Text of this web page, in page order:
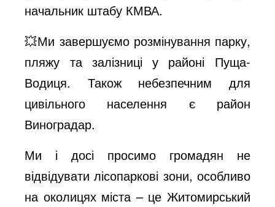
начальник штабу КМВА.
💥Ми завершуємо розмінування парку,
пляжу та залізниці у районі Пуща-
Водиця. Також небезпечним для
цивільного населення є район
Виноградар.
Ми і досі просимо громадян не
відвідувати лісопаркові зони, особливо
на околицях міста – це Житомирський